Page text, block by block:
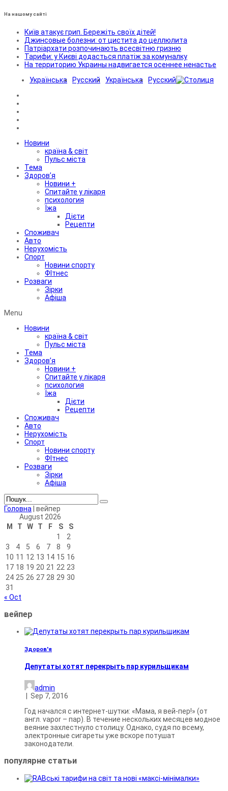
На нашому сайті
Київ атакує грип. Бережіть своїх дітей!
Джинсовые болезни: от цистита до целлюлита
Патріархати розпочинають всесвітню гризню
Тарифи: у Києві додасться платіж за комуналку
На территорию Украины надвигается осеннее ненастье
Українська
Русский Українська Русский
Новини
країна & світ
Пульс міста
Тема
Здоров’я
Новини +
Спитайте у лікаря
психология
Їжа
Дієти
Рецепти
Споживач
Авто
Нерухомість
Спорт
Новини спорту
ФІтнес
Розваги
Зірки
Афіша
Menu
Новини
країна & світ
Пульс міста
Тема
Здоров’я
Новини +
Спитайте у лікаря
психология
Їжа
Дієти
Рецепти
Споживач
Авто
Нерухомість
Спорт
Новини спорту
ФІтнес
Розваги
Зірки
Афіша
Головна
вейпер
August 2026
M
T W T F S
S
1
2
3
4 5 6 7 8
9
10 11 12 13 14 15 16
17 18 19 20 21 22 23
24 25 26 27 28 29 30
31
« Oct
вейпер
Здоров'я
Депутаты хотят перекрыть пар курильщикам
admin
Sep 7, 2016
Год начался с интернет-шутки: «Мама, я вей-пер!» (от
англ. vapor – пар). В течение нескольких месяцев модное
веяние захлестнуло столицу. Однако, судя по всему,
электронные сигареты уже вскоре потушат
законодатели.
популярне статьи